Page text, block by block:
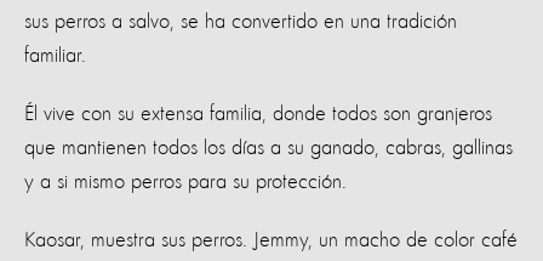
sus perros a salvo, se ha convertido en una tradición
familiar.
Él vive con su extensa familia, donde todos son granjeros
que mantienen todos los días a su ganado, cabras, gallinas
y a si mismo perros para su protección.
Kaosar, muestra sus perros. Jemmy, un macho de color café